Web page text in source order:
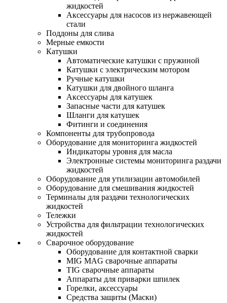
жидкостей
Аксессуары для насосов из нержавеющей
стали
Поддоны для слива
Мерные емкости
Катушки
Автоматические катушки с пружиной
Катушки с электрическим мотором
Ручные катушки
Катушки для двойного шланга
Аксессуары для катушек
Запасные части для катушек
Шланги для катушек
Фитинги и соединения
Компоненты для трубопровода
Оборудование для мониторинга жидкостей
Индикаторы уровня для масла
Электронные системы мониторинга раздачи
жидкостей
Оборудование для утилизации автомобилей
Оборудование для смешивания жидкостей
Терминалы для раздачи технологических
жидкостей
Тележки
Устройства для фильтрации технологических
жидкостей
Сварочное оборудование
Оборудование для контактной сварки
MIG MAG сварочные аппараты
TIG сварочные аппараты
Аппараты для приварки шпилек
Горелки, аксессуары
Средства защиты (Маски)